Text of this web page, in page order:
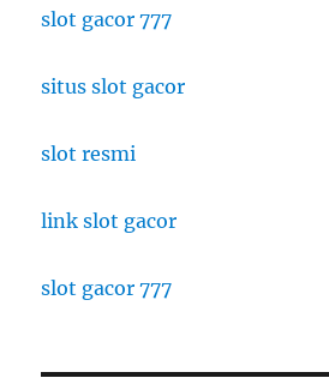
slot gacor 777
situs slot gacor
slot resmi
link slot gacor
slot gacor 777